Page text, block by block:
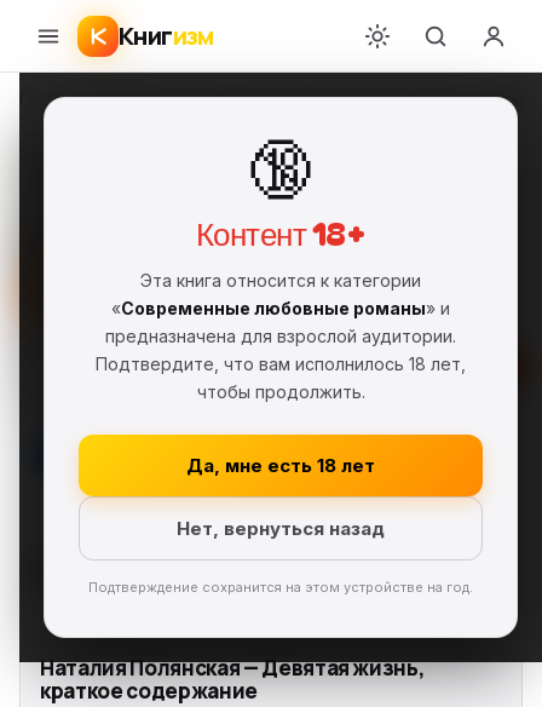
Книгизм
🔞
Контент 18+
Эта книга относится к категории
«Современные любовные романы» и
предназначена для взрослой аудитории.
Подтвердите, что вам исполнилось 18 лет,
чтобы продолжить.
Да, мне есть 18 лет
Нет, вернуться назад
Подтверждение сохранится на этом устройстве на год.
Главная›Современные любовные романы›Наталия Полянская›
Девятая жизнь
Наталия Полянская
Серия: История с кошкой
Скачать FB2
Наталия Полянская — Девятая жизнь,
краткое содержание